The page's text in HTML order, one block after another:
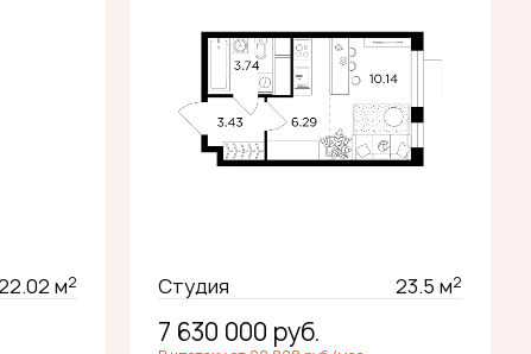
м2 Студия 23.5 м2
7 630 000 руб.